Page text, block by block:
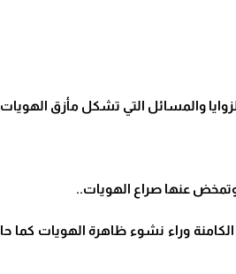
والمسائل التي تشكل مأزق
عنها صراع الهويات..
وراء نشوء ظاهرة الهويات